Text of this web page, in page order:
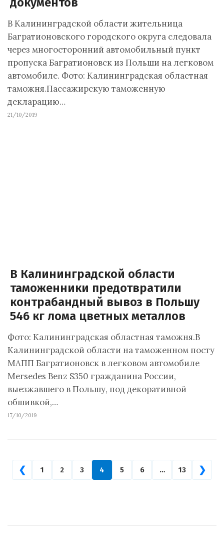
В Калининградской области жительница
Багратионовского городского округа следовала
через многосторонний автомобильный пункт
пропуска Багратионовск из Польши на легковом
автомобиле. Фото: Калининградская областная
таможня.Пассажирскую таможенную
декларацию…
21/10/2019
В Калининградской области
таможенники предотвратили
контрабандный вывоз в Польшу
546 кг лома цветных металлов
Фото: Калининградская областная таможня.В
Калининградской области на таможенном посту
МАПП Багратионовск в легковом автомобиле
Mersedes Benz S350 гражданина России,
выезжавшего в Польшу, под декоративной
обшивкой,…
17/10/2019
❮ 1 2 3 4 5 6 … 13 ❯